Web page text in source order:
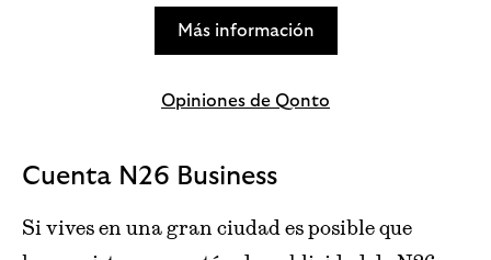
Más información
Opiniones de Qonto
Cuenta N26 Business
Si vives en una gran ciudad es posible que